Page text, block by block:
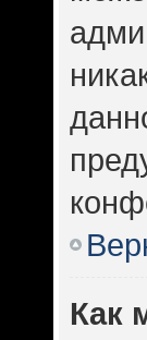
Как